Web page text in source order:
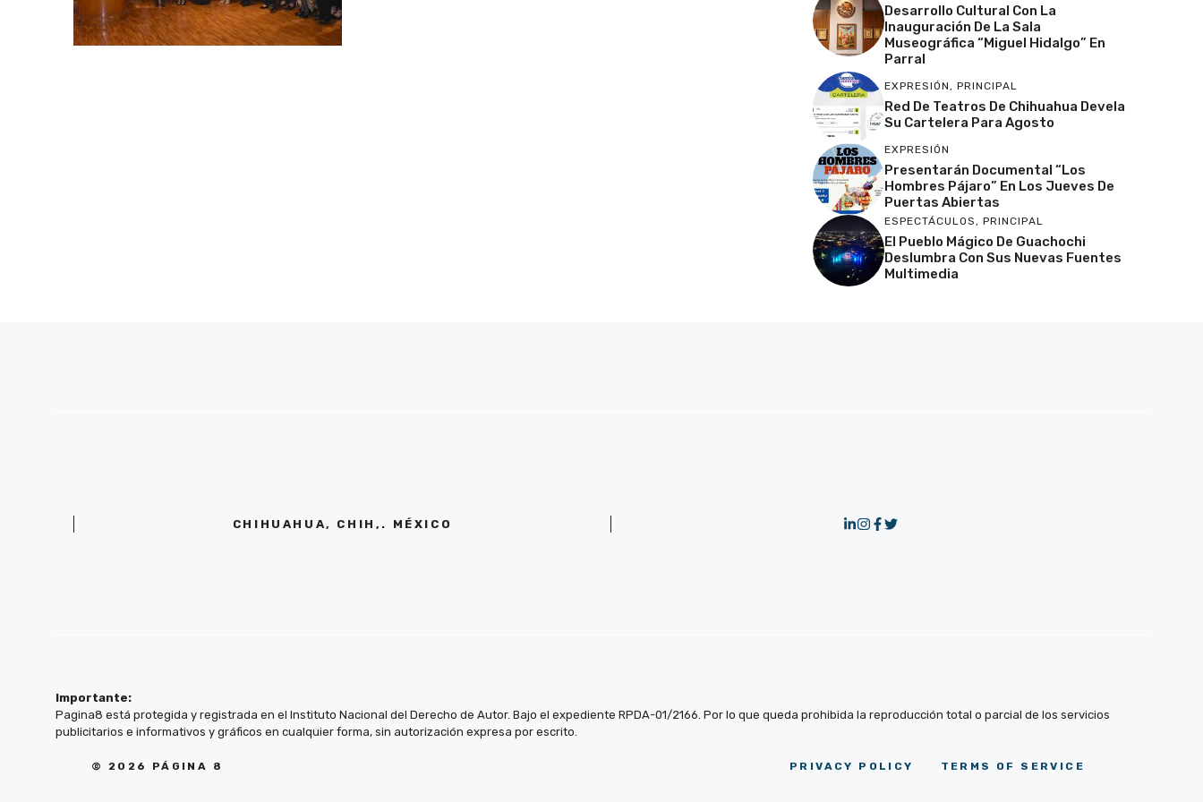
Desarrollo Cultural Con La
Inauguración De La Sala
Museográfica “Miguel Hidalgo” En
Parral
EXPRESIÓN, PRINCIPAL
Red De Teatros De Chihuahua Devela
Su Cartelera Para Agosto
EXPRESIÓN
Presentarán Documental “Los
Hombres Pájaro” En Los Jueves De
Puertas Abiertas
ESPECTÁCULOS, PRINCIPAL
El Pueblo Mágico De Guachochi
Deslumbra Con Sus Nuevas Fuentes
Multimedia
CHIHUAHUA, CHIH,. MÉXICO
Importante:
Pagina8 está protegida y registrada en el Instituto Nacional del Derecho de Autor. Bajo el expediente RPDA-01/2166. Por lo que queda prohibida la reproducción total o parcial de los servicios
publicitarios e informativos y gráficos en cualquier forma, sin autorización expresa por escrito.
© 2026 PÁGINA 8 PRIVACY POLICY TERMS OF SERVICE